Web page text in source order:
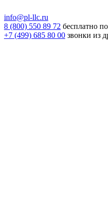
info@pl-llc.ru
8 (800) 550 89 72 бесплатно
+7 (499) 685 80 00 звонки из